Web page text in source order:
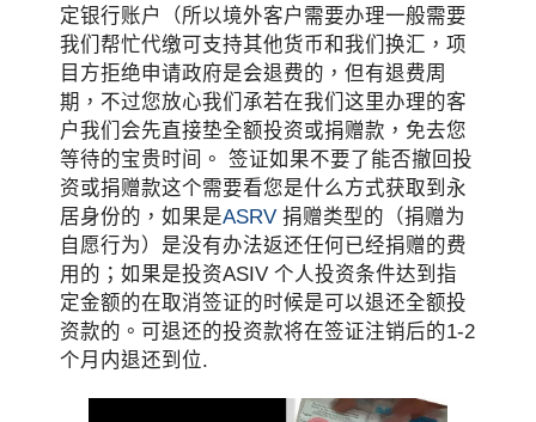
定银行账户（所以境外客户需要办理一般需要
我们帮忙代缴可支持其他货币和我们换汇，项
目方拒绝申请政府是会退费的，但有退费周
期，不过您放心我们承若在我们这里办理的客
户我们会先直接垫全额投资或捐赠款，免去您
等待的宝贵时间。 签证如果不要了能否撤回投
资或捐赠款这个需要看您是什么方式获取到永
居身份的，如果是ASRV 捐赠类型的（捐赠为
自愿行为）是没有办法返还任何已经捐赠的费
用的；如果是投资ASIV 个人投资条件达到指
定金额的在取消签证的时候是可以退还全额投
资款的。可退还的投资款将在签证注销后的1-2
个月内退还到位.